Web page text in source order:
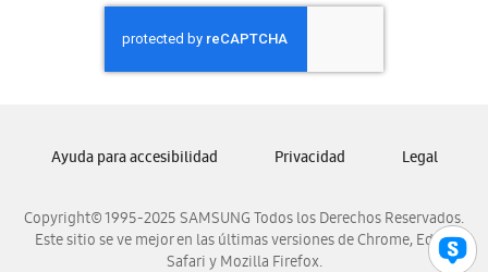
Samsung Honduras
Samsung Nicaragua
Samsung Panamá
Samsung Venezuela
Copyright© 1995-2025 SAMSUNG Todos los Derechos Reservados.
Este sitio se ve mejor en las últimas versiones de Chrome, Edge,
Safari y Mozilla Firefox.
Ayuda para accesibilidad Privacidad Legal